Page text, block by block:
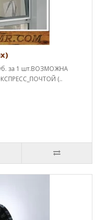
за 1 шт.ВОЗМОЖНА
(..